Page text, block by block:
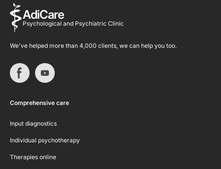
AdiCare
Psychological and Psychiatric Clinic
We've helped more than 4,000 clients, we can help you too.
Comprehensive care
Input diagnostics
Individual psychotherapy
Therapies online